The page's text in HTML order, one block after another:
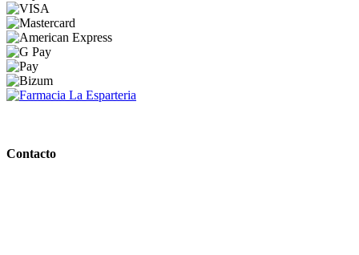
Contacto